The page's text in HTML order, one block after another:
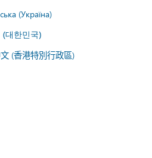
(Україна)
(대한민국)
(香港特別行政區)